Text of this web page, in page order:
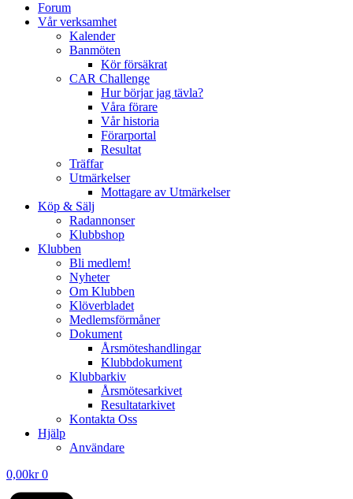
Forum
Vår verksamhet
Kalender
Banmöten
Kör försäkrat
CAR Challenge
Hur börjar jag tävla?
Våra förare
Vår historia
Förarportal
Resultat
Träffar
Utmärkelser
Mottagare av Utmärkelser
Köp & Sälj
Radannonser
Klubbshop
Klubben
Bli medlem!
Nyheter
Om Klubben
Klöverbladet
Medlemsförmåner
Dokument
Årsmöteshandlingar
Klubbdokument
Klubbarkiv
Årsmötesarkivet
Resultatarkivet
Kontakta Oss
Hjälp
Användare
0,00kr 0